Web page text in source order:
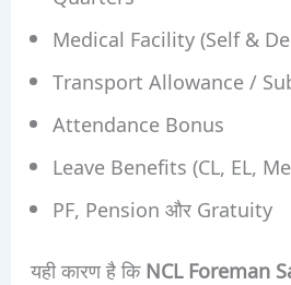
Medical Facility (Self &
Transport Allowance /
Attendance Bonus
Leave Benefits (CL, EL,
PF, Pension और Gratuity
यही कारण है किNCL Foreman